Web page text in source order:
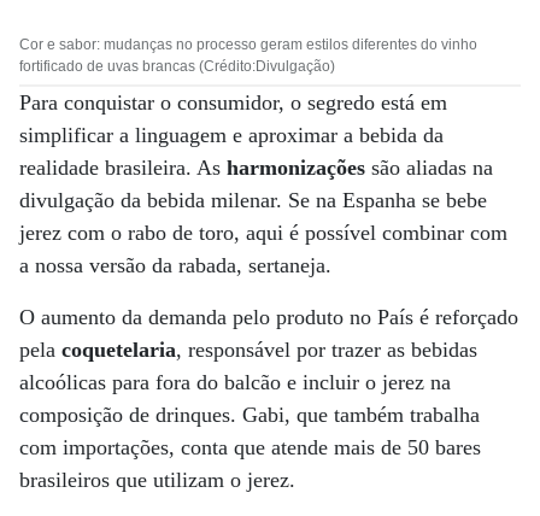
Cor e sabor: mudanças no processo geram estilos diferentes do vinho
fortificado de uvas brancas (Crédito:Divulgação)
Para conquistar o consumidor, o segredo está em
simplificar a linguagem e aproximar a bebida da
realidade brasileira. As harmonizações são aliadas na
divulgação da bebida milenar. Se na Espanha se bebe
jerez com o rabo de toro, aqui é possível combinar com
a nossa versão da rabada, sertaneja.
O aumento da demanda pelo produto no País é reforçado
pela coquetelaria, responsável por trazer as bebidas
alcoólicas para fora do balcão e incluir o jerez na
composição de drinques. Gabi, que também trabalha
com importações, conta que atende mais de 50 bares
brasileiros que utilizam o jerez.